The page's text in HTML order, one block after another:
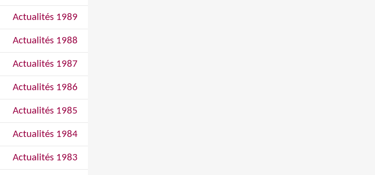
Actualités 1989
Actualités 1988
Actualités 1987
Actualités 1986
Actualités 1985
Actualités 1984
Actualités 1983